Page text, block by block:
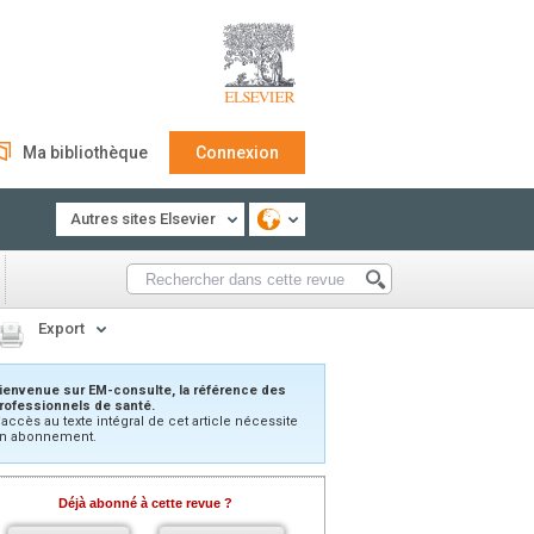
Ma bibliothèque Connexion
Autres sites Elsevier
Export
sur EM-consulte, la référence des
de santé.
au texte intégral de cet article nécessite
abonnement.
Déjà abonné à cette revue ?